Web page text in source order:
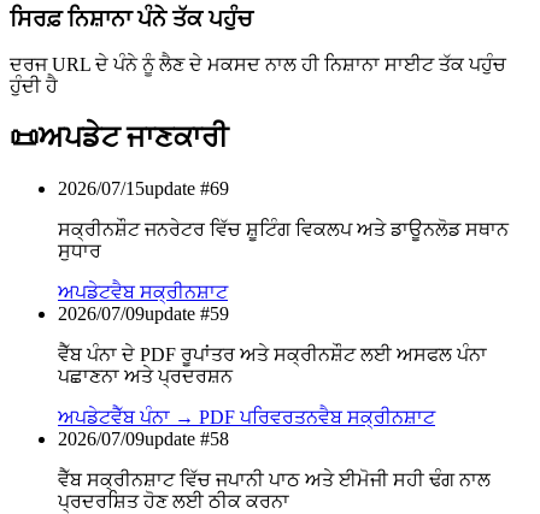
ਸਿਰਫ਼ ਨਿਸ਼ਾਨਾ ਪੰਨੇ ਤੱਕ ਪਹੁੰਚ
ਦਰਜ URL ਦੇ ਪੰਨੇ ਨੂੰ ਲੈਣ ਦੇ ਮਕਸਦ ਨਾਲ ਹੀ ਨਿਸ਼ਾਨਾ ਸਾਈਟ ਤੱਕ ਪਹੁੰਚ
ਹੁੰਦੀ ਹੈ
📜ਅਪਡੇਟ ਜਾਣਕਾਰੀ
2026/07/15update #69
ਸਕ੍ਰੀਨਸ਼ੌਟ ਜਨਰੇਟਰ ਵਿੱਚ ਸ਼ੂਟਿੰਗ ਵਿਕਲਪ ਅਤੇ ਡਾਊਨਲੋਡ ਸਥਾਨ
ਸੁਧਾਰ
ਅਪਡੇਟਵੈਬ ਸਕ੍ਰੀਨਸ਼ਾਟ
2026/07/09update #59
ਵੈੱਬ ਪੰਨਾ ਦੇ PDF ਰੂਪਾਂਤਰ ਅਤੇ ਸਕ੍ਰੀਨਸ਼ੌਟ ਲਈ ਅਸਫਲ ਪੰਨਾ
ਪਛਾਣਨਾ ਅਤੇ ਪ੍ਰਦਰਸ਼ਨ
ਅਪਡੇਟਵੈੱਬ ਪੰਨਾ → PDF ਪਰਿਵਰਤਨਵੈਬ ਸਕ੍ਰੀਨਸ਼ਾਟ
2026/07/09update #58
ਵੈੱਬ ਸਕ੍ਰੀਨਸ਼ਾਟ ਵਿੱਚ ਜਪਾਨੀ ਪਾਠ ਅਤੇ ਈਮੋਜੀ ਸਹੀ ਢੰਗ ਨਾਲ
ਪ੍ਰਦਰਸ਼ਿਤ ਹੋਣ ਲਈ ਠੀਕ ਕਰਨਾ